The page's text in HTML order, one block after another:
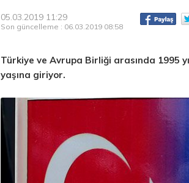
05.03.2019 11:29
Son güncelleme : 06.03.2019 08:58
Türkiye ve Avrupa Birliği arasında 1995
yaşına giriyor.